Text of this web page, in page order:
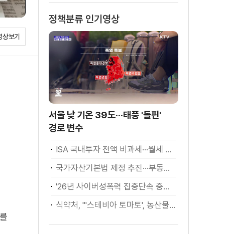
보기
정책분류 인기영상
서울 낮 기온 39도···태풍 '돌핀'
경로 변수
ISA 국내투자 전액 비과세···월세 세액공제 확대
국가자산기본법 제정 추진···부동산·주식 등 통합 관리
'26년 사이버성폭력 집중단속 중간성과 발표···향후 추진계획은?
식약처, "'스테비아 토마토', 농산물 아닌 가공식품"